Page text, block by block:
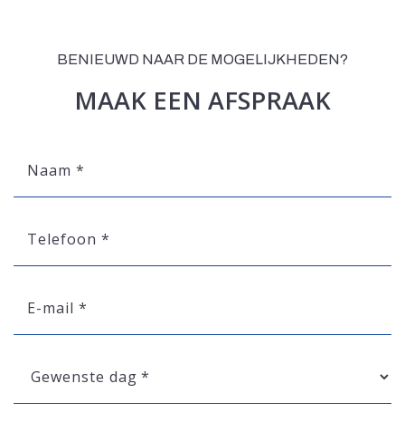
BENIEUWD NAAR DE MOGELIJKHEDEN?
MAAK EEN AFSPRAAK
mail
*
dag
*